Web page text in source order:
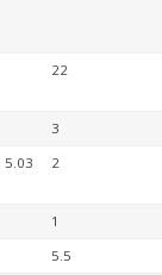
22
3
5.03
2
1
5.5